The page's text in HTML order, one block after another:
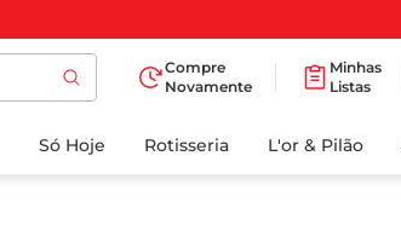
Compre
Novamente
Minhas
Listas
Só Hoje Rotisseria L'or & Pilão
BUSCADOS